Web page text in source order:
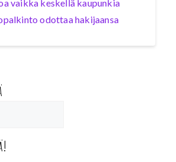
vaikka keskellä kaupunkia
odottaa hakijaansa